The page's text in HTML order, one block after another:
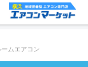
ームエアコン